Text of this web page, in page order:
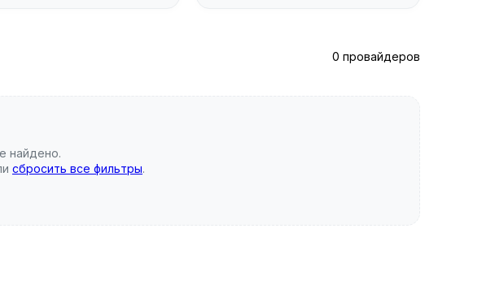
0 провайдеров
найдено.
сбросить все фильтры.